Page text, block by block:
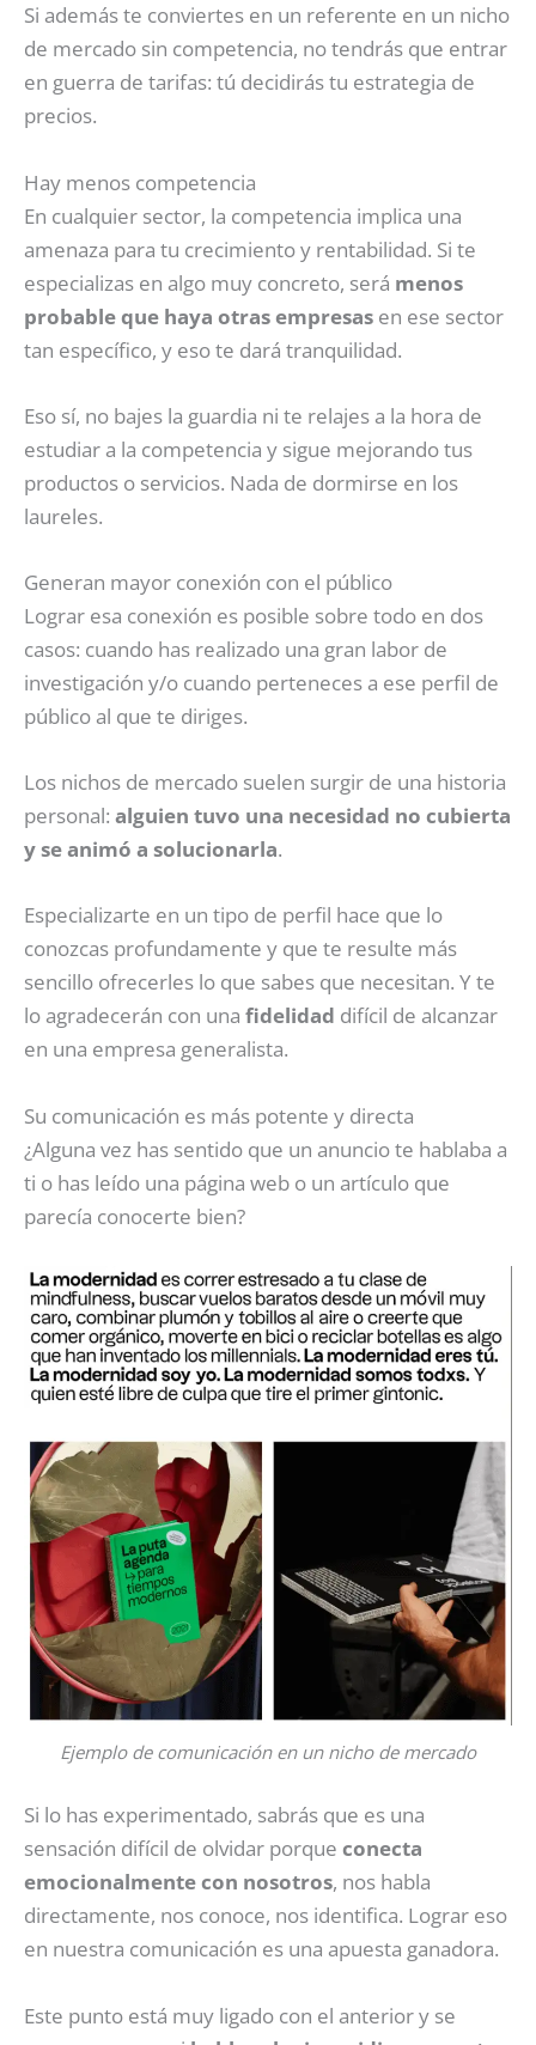
Si además te conviertes en un referente en un nicho
de mercado sin competencia, no tendrás que entrar
en guerra de tarifas: tú decidirás tu estrategia de
precios.
Hay menos competencia
En cualquier sector, la competencia implica una
amenaza para tu crecimiento y rentabilidad. Si te
especializas en algo muy concreto, será menos
probable que haya otras empresas en ese sector
tan específico, y eso te dará tranquilidad.
Eso sí, no bajes la guardia ni te relajes a la hora de
estudiar a la competencia y sigue mejorando tus
productos o servicios. Nada de dormirse en los
laureles.
Generan mayor conexión con el público
Lograr esa conexión es posible sobre todo en dos
casos: cuando has realizado una gran labor de
investigación y/o cuando perteneces a ese perfil de
público al que te diriges.
Los nichos de mercado suelen surgir de una historia
personal: alguien tuvo una necesidad no cubierta
y se animó a solucionarla.
Especializarte en un tipo de perfil hace que lo
conozcas profundamente y que te resulte más
sencillo ofrecerles lo que sabes que necesitan. Y te
lo agradecerán con una fidelidad difícil de alcanzar
en una empresa generalista.
Su comunicación es más potente y directa
¿Alguna vez has sentido que un anuncio te hablaba a
ti o has leído una página web o un artículo que
parecía conocerte bien?
Ejemplo de comunicación en un nicho de mercado
Si lo has experimentado, sabrás que es una
sensación difícil de olvidar porque conecta
emocionalmente con nosotros, nos habla
directamente, nos conoce, nos identifica. Lograr eso
en nuestra comunicación es una apuesta ganadora.
Este punto está muy ligado con el anterior y se